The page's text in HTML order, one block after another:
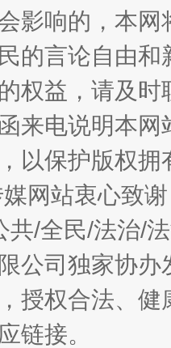
影响的，本
的言论自由
权益，请及
来电说明本
以保护版权
网站衷心致
共/全民/法治/
公司独家协
授权合法、
链接。